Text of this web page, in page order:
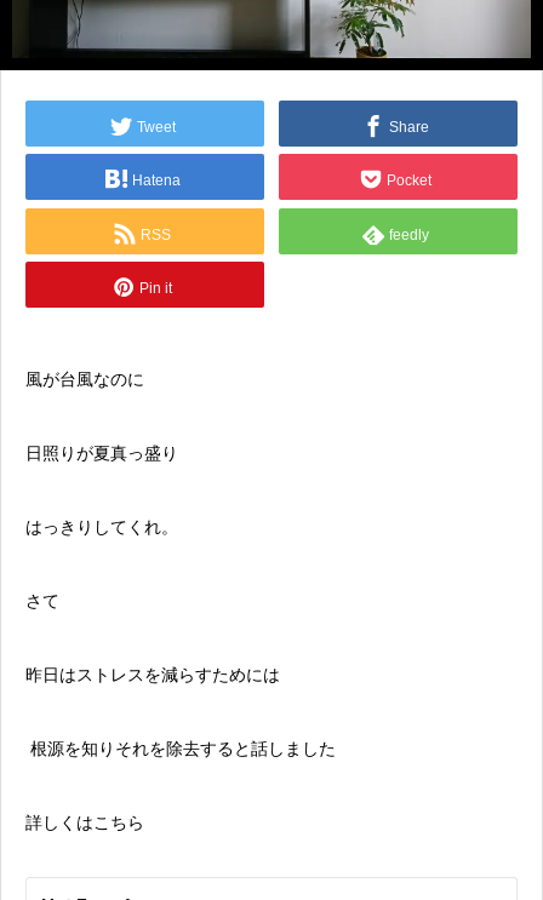
Tweet Share
Hatena Pocket
RSS feedly
Pin it
風が台風なのに
日照りが夏真っ盛り
はっきりしてくれ。
さて
昨日はストレスを減らすためには
根源を知りそれを除去すると話しました
詳しくはこちら